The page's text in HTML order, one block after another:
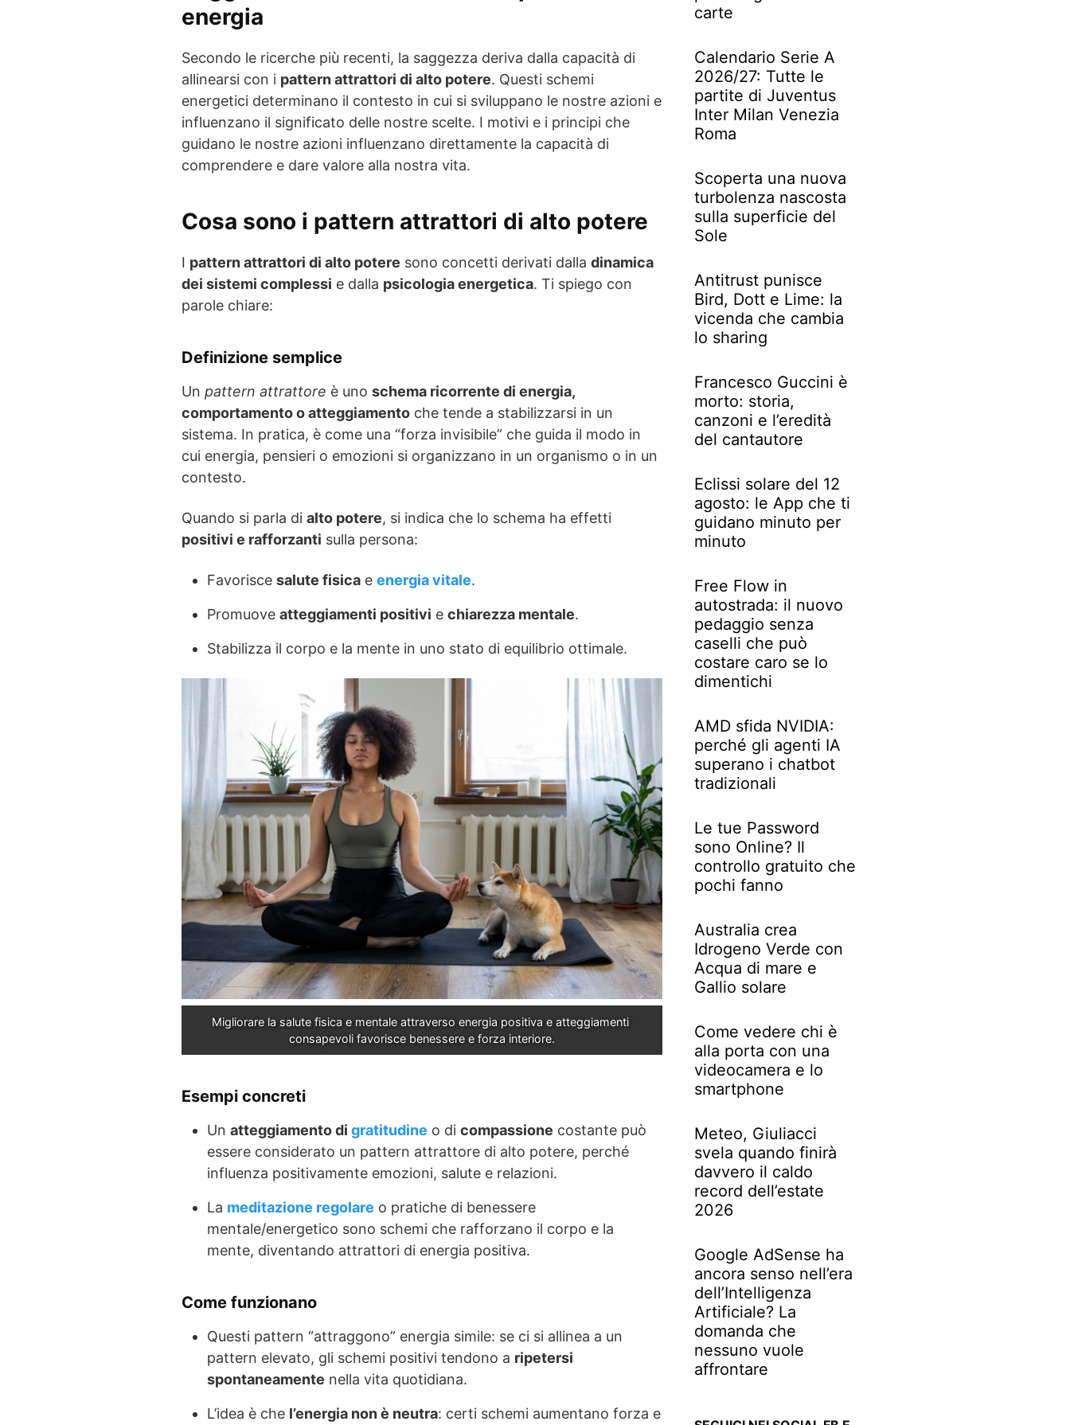
energia
Secondo le ricerche più recenti, la saggezza deriva dalla capacità di
allinearsi con i pattern attrattori di alto potere. Questi schemi
energetici determinano il contesto in cui si sviluppano le nostre azioni e
influenzano il significato delle nostre scelte. I motivi e i principi che
guidano le nostre azioni influenzano direttamente la capacità di
comprendere e dare valore alla nostra vita.
Cosa sono i pattern attrattori di alto potere
I pattern attrattori di alto potere sono concetti derivati dalla dinamica
dei sistemi complessi e dalla psicologia energetica. Ti spiego con
parole chiare:
Definizione semplice
Un pattern attrattore è uno schema ricorrente di energia,
comportamento o atteggiamento che tende a stabilizzarsi in un
sistema. In pratica, è come una “forza invisibile” che guida il modo in
cui energia, pensieri o emozioni si organizzano in un organismo o in un
contesto.
Quando si parla di alto potere, si indica che lo schema ha effetti
positivi e rafforzanti sulla persona:
Favorisce salute fisica e energia vitale.
Promuove atteggiamenti positivi e chiarezza mentale.
Stabilizza il corpo e la mente in uno stato di equilibrio ottimale.
Migliorare la salute fisica e mentale attraverso energia positiva e atteggiamenti
consapevoli favorisce benessere e forza interiore.
Esempi concreti
Un atteggiamento di gratitudine o di compassione costante può
essere considerato un pattern attrattore di alto potere, perché
influenza positivamente emozioni, salute e relazioni.
La meditazione regolare o pratiche di benessere
mentale/energetico sono schemi che rafforzano il corpo e la
mente, diventando attrattori di energia positiva.
Come funzionano
Questi pattern “attraggono” energia simile: se ci si allinea a un
pattern elevato, gli schemi positivi tendono a ripetersi
spontaneamente nella vita quotidiana.
L’idea è che l’energia non è neutra: certi schemi aumentano forza e
carte
Calendario Serie A
2026/27: Tutte le
partite di Juventus
Inter Milan Venezia
Roma
Scoperta una nuova
turbolenza nascosta
sulla superficie del
Sole
Antitrust punisce
Bird, Dott e Lime: la
vicenda che cambia
lo sharing
Francesco Guccini è
morto: storia,
canzoni e l’eredità
del cantautore
Eclissi solare del 12
agosto: le App che ti
guidano minuto per
minuto
Free Flow in
autostrada: il nuovo
pedaggio senza
caselli che può
costare caro se lo
dimentichi
AMD sfida NVIDIA:
perché gli agenti IA
superano i chatbot
tradizionali
Le tue Password
sono Online? Il
controllo gratuito che
pochi fanno
Australia crea
Idrogeno Verde con
Acqua di mare e
Gallio solare
Come vedere chi è
alla porta con una
videocamera e lo
smartphone
Meteo, Giuliacci
svela quando finirà
davvero il caldo
record dell’estate
2026
Google AdSense ha
ancora senso nell’era
dell’Intelligenza
Artificiale? La
domanda che
nessuno vuole
affrontare